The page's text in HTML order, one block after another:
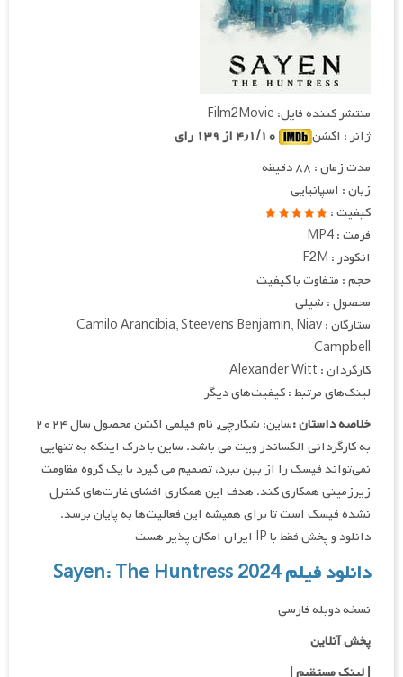
منتشر کننده فایل: Film2Movie
ژانر : اکشن
مدت زمان : ۸۸ دقیقه
زبان : اسپانیایی
کیفیت :
فرمت : MP4
انکودر : F2M
حجم : متفاوت با کیفیت
محصول : شیلی
ستارگان : Camilo Arancibia, Steevens Benjamin, Niav
Campbell
کارگردان : Alexander Witt
لینک‌های مرتبط : کیفیت‌های دیگر
خلاصه داستان :
ساین: شکارچی, نام فیلمی اکشن محصول سال ۲۰۲۴
به کارگردانی الکساندر ویت می باشد. ساین با درک اینکه به تنهایی
نمی‌تواند فیسک را از بین ببرد، تصمیم می گیرد با یک گروه مقاومت
زیرزمینی همکاری کند. هدف این همکاری افشای غارت‌های کنترل
نشده فیسک است تا برای همیشه این فعالیت‌ها به پایان برسد.
دانلود و پخش فقط با IP ایران امکان پذیر هست
دانلود فیلم Sayen: The Huntress 2024
نسخه دوبله فارسی
پخش آنلاین